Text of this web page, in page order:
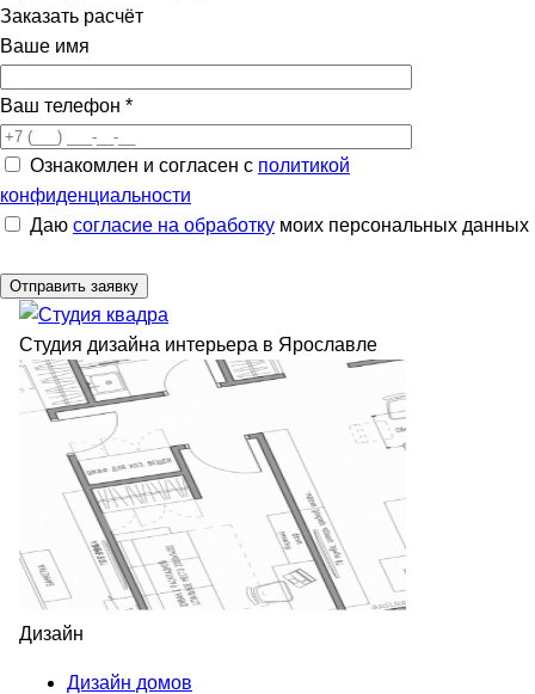
Заказать расчёт
Ваше имя
Ваш телефон *
Ознакомлен и согласен с политикой
конфиденциальности
Даю согласие на обработку моих персональных данных
Студия дизайна интерьера в Ярославле
Дизайн
Дизайн домов